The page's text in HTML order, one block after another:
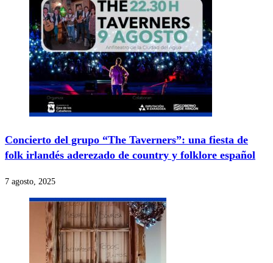
Concierto del grupo “The Taverners”: una fiesta de
folk irlandés aderezado de country y folklore español
7 agosto, 2025